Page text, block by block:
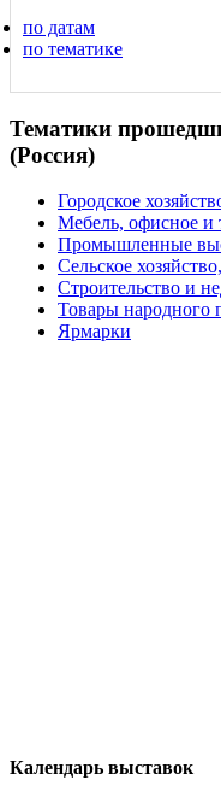
по датам
по тематике
Тематики
(Россия)
Городское
Мебель, офисное и
Промышленные
Сельское
Строительство и
Товары народного
Ярмарки
Календарь выставок